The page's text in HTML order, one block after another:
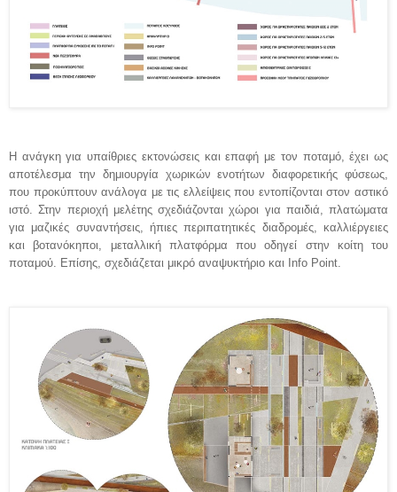
Η ανάγκη για υπαίθριες εκτονώσεις και επαφή με τον ποταμό, έχει ως
αποτέλεσμα την δημιουργία χωρικών ενοτήτων διαφορετικής φύσεως,
που προκύπτουν ανάλογα με τις ελλείψεις που εντοπίζονται στον αστικό
ιστό. Στην περιοχή μελέτης σχεδιάζονται χώροι για παιδιά, πλατώματα
για μαζικές συναντήσεις, ήπιες περιπατητικές διαδρομές, καλλιέργειες
και βοτανόκηποι, μεταλλική πλατφόρμα που οδηγεί στην κοίτη του
ποταμού. Επίσης, σχεδιάζεται μικρό αναψυκτήριο και Info Point.